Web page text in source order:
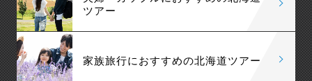
ツアー
家族旅行におすすめの北海道ツアー